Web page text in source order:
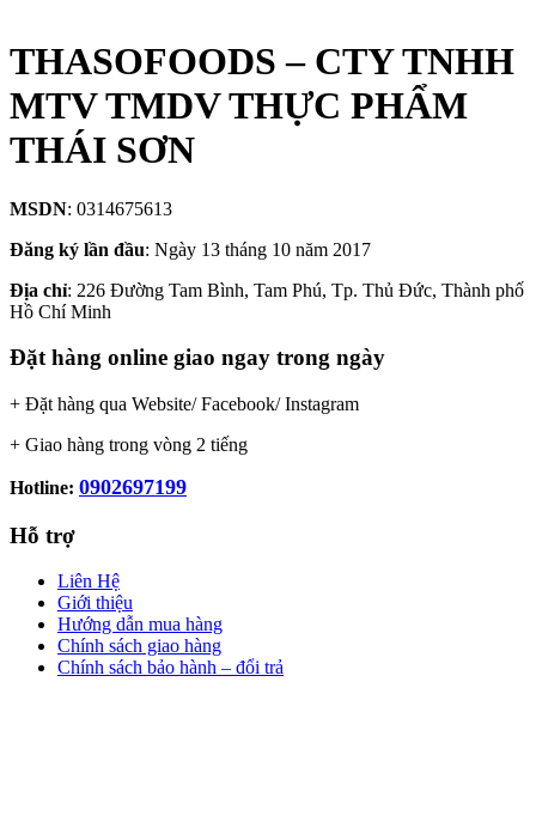
THASOFOODS – CTY TNHH
MTV TMDV THỰC PHẨM
THÁI SƠN
MSDN: 0314675613
Đăng ký lần đầu: Ngày 13 tháng 10 năm 2017
Địa chỉ: 226 Đường Tam Bình, Tam Phú, Tp. Thủ Đức, Thành phố
Hồ Chí Minh
Đặt hàng online giao ngay trong ngày
+ Đặt hàng qua Website/ Facebook/ Instagram
+ Giao hàng trong vòng 2 tiếng
Hotline: 0902697199
Hỗ trợ
Liên Hệ
Giới thiệu
Hướng dẫn mua hàng
Chính sách giao hàng
Chính sách bảo hành – đổi trả